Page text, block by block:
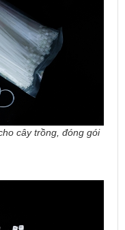
cây trồng, đóng gói